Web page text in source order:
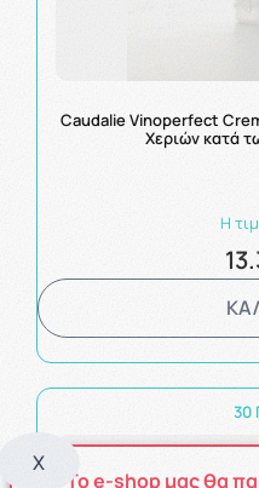
Caudalie Vinoperfect
Χεριών κατά
Η
30
X
Το e-shop μας θα